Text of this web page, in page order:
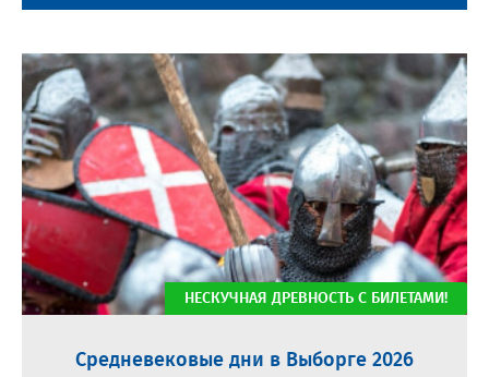
Средневековые дни в Выборге 2026
НЕСКУЧНАЯ ДРЕВНОСТЬ С БИЛЕТАМИ!